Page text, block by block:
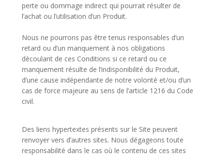
perte ou dommage indirect qui pourrait résulter de
l’achat ou l’utilisation d’un Produit.
Nous ne pourrons pas être tenus responsables d’un
retard ou d’un manquement à nos obligations
découlant de ces Conditions si ce retard ou ce
manquement résulte de l’indisponibilité du Produit,
d’une cause indépendante de notre volonté et/ou d’un
cas de force majeure au sens de l’article 1216 du Code
civil.
Des liens hypertextes présents sur le Site peuvent
renvoyer vers d’autres sites. Nous dégageons toute
responsabilité dans le cas où le contenu de ces sites